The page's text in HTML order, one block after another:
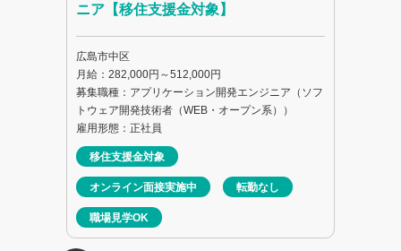
ニア【移住支援金対象】
広島市中区
月給：282,000円～512,000円
募集職種：アプリケーション開発エンジニア（ソフ
トウェア開発技術者（WEB・オープン系））
雇用形態：正社員
移住支援金対象
オンライン面接実施中 転勤なし
職場見学OK